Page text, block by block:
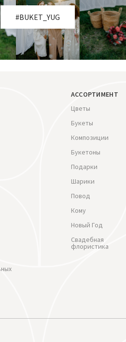
#BUKET_YUG
АССОРТИМЕНТ
Цветы
Букеты
Композиции
Букетоны
Подарки
Шарики
Повод
Кому
Новый Год
Свадебная
флористика